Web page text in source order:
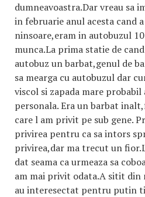
dumneavoastra.Dar vreau sa
in februarie anul acesta cand
ninsoare,eram in autobuzul
munca.La prima statie de
autobuz un barbat,genul de
sa mearga cu autobuzul dar
viscol si zapada mare
personala. Era un barbat
care l am privit pe sub gene.
privirea pentru ca sa intors
privirea,dar ma trecut un
dat seama ca urmeaza sa
am mai privit odata.A sitit din
au interesectat pentru putin